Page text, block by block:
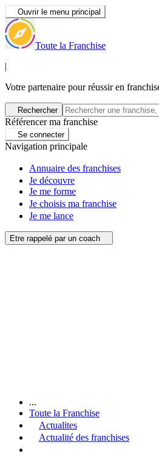
Ouvrir le menu principal
Toute la Franchise
|
Votre partenaire pour réussir en
Rechercher
Référencer ma franchise
Se connecter
Navigation principale
Annuaire des franchises
Je découvre
Je me forme
Je choisis ma franchise
Je me lance
Etre rappelé par un coach
...
Toute la Franchise
Actualites
Actualité des franchises